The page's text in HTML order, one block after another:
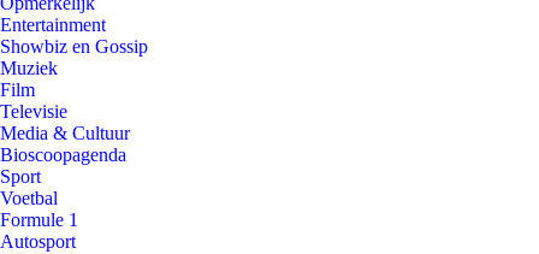
Entertainment
Showbiz en Gossip
Muziek
Film
Televisie
Media & Cultuur
Bioscoopagenda
Sport
Voetbal
Formule 1
Autosport